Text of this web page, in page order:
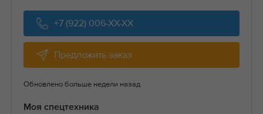
+7 (922) 006-XX-XX
Предложить заказ
Обновлено больше недели назад
Моя спецтехника